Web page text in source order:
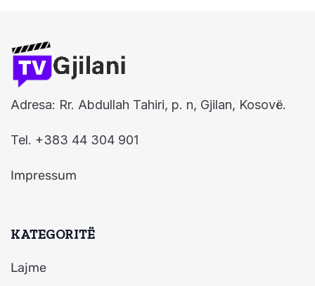
Adresa: Rr. Abdullah Tahiri, p. n, Gjilan, Kosovë.
Tel. +383 44 304 901
Impressum
KATEGORITË
Lajme